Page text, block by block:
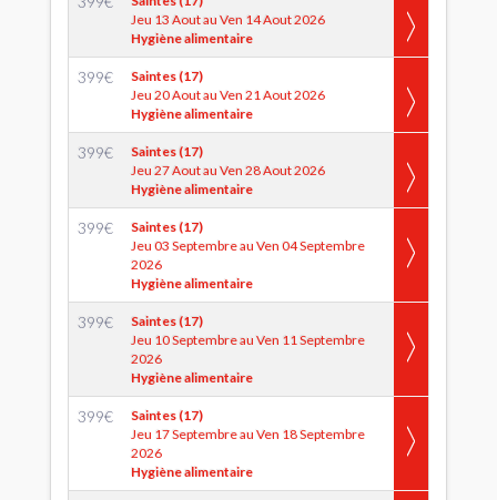
Jeu 13 Aout au Ven 14 Aout 2026
Hygiène alimentaire
399€
Saintes (17)
Jeu 20 Aout au Ven 21 Aout 2026
Hygiène alimentaire
399€
Saintes (17)
Jeu 27 Aout au Ven 28 Aout 2026
Hygiène alimentaire
399€
Saintes (17)
Jeu 03 Septembre au Ven 04 Septembre
2026
Hygiène alimentaire
399€
Saintes (17)
Jeu 10 Septembre au Ven 11 Septembre
2026
Hygiène alimentaire
399€
Saintes (17)
Jeu 17 Septembre au Ven 18 Septembre
2026
Hygiène alimentaire